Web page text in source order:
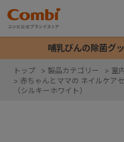
哺乳びんの除菌グ
トップ > 製品カテゴリー > 室
> 赤ちゃんとママの ネイルケ
（シルキーホワイト）